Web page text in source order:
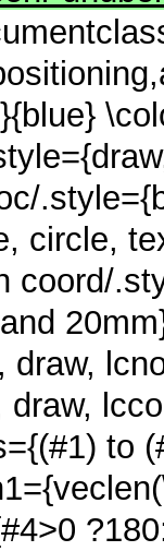
circle,
coord/
draw,
to